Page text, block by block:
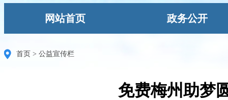
网站首页 政务公开
首页 > 公益宣传栏
免费梅州助梦